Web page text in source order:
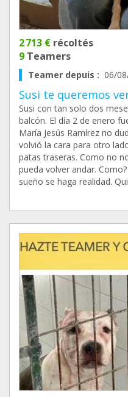
2 713 € récoltés
9 Teamers
Teamer depuis : 06/
Susi te queremos
Susi con tan solo dos
balcón. El día 2 de enero
María Jesús Ramírez no
volvió la cara para otro
patas traseras. Como no
pueda volver andar.
sueño se haga realidad.